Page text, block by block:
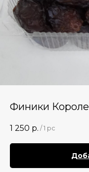
Финики
1 250 р. / 1 pc